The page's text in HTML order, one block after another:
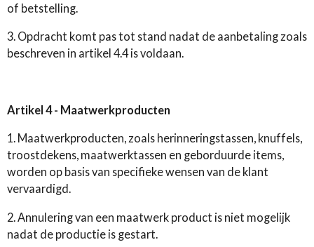
of betstelling.
3. Opdracht komt pas tot stand nadat de aanbetaling zoals
beschreven in artikel 4.4 is voldaan.
Artikel 4 - Maatwerkproducten
1. Maatwerkproducten, zoals herinneringstassen, knuffels,
troostdekens, maatwerktassen en geborduurde items,
worden op basis van specifieke wensen van de klant
vervaardigd.
2. Annulering van een maatwerk product is niet mogelijk
nadat de productie is gestart.